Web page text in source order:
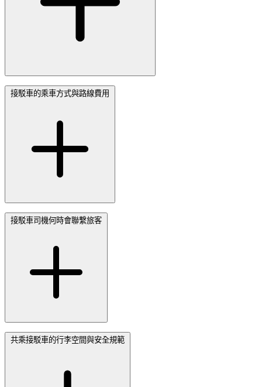
接駁車的乘車方式與路線費用
接駁車司機何時會聯繫旅客
共乘接駁車的行李空間與安全規範